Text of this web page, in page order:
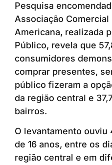
Pesquisa
Associação
Americana, realizada
Público, revela que
consumidores
comprar presentes,
público fizeram a
da região central e
bairros.
O levantamento ouviu
de 16 anos, entre os
região central e em